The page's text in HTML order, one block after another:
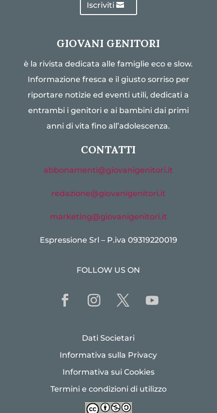
Iscriviti
GIOVANI GENITORI
è la rivista dedicata alle famiglie eco e slow.
Informazione fresca e il giusto sorriso per
riportare notizie ed eventi utili, dedicati a
entrambi i genitori e ai bambini dai primi
anni di vita fino all’adolescenza.
CONTATTI
abbonamenti@giovanigenitori.it
redazione@giovanigenitori.it
marketing@giovanigenitori.it
Espressione Srl – P.iva 09319220019
FOLLOW US ON
Dati Societari
Informativa sulla Privacy
Informativa sui Cookies
Termini e condizioni di utilizzo